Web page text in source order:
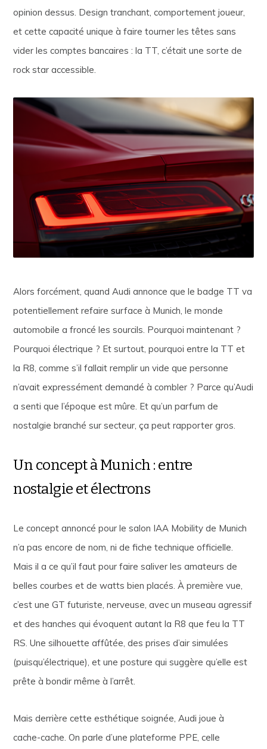
opinion dessus. Design tranchant, comportement joueur,
et cette capacité unique à faire tourner les têtes sans
vider les comptes bancaires : la TT, c’était une sorte de
rock star accessible.
Alors forcément, quand Audi annonce que le badge TT va
potentiellement refaire surface à Munich, le monde
automobile a froncé les sourcils. Pourquoi maintenant ?
Pourquoi électrique ? Et surtout, pourquoi entre la TT et
la R8, comme s’il fallait remplir un vide que personne
n’avait expressément demandé à combler ? Parce qu’Audi
a senti que l’époque est mûre. Et qu’un parfum de
nostalgie branché sur secteur, ça peut rapporter gros.
Un concept à Munich : entre
nostalgie et électrons
Le concept annoncé pour le salon IAA Mobility de Munich
n’a pas encore de nom, ni de fiche technique officielle.
Mais il a ce qu’il faut pour faire saliver les amateurs de
belles courbes et de watts bien placés. À première vue,
c’est une GT futuriste, nerveuse, avec un museau agressif
et des hanches qui évoquent autant la R8 que feu la TT
RS. Une silhouette affûtée, des prises d’air simulées
(puisqu’électrique), et une posture qui suggère qu’elle est
prête à bondir même à l’arrêt.
Mais derrière cette esthétique soignée, Audi joue à
cache-cache. On parle d’une plateforme PPE, celle